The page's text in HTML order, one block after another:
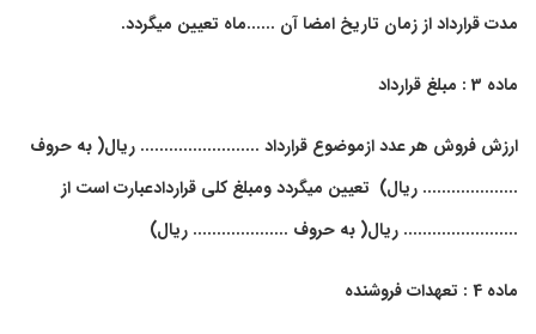
مدت قرارداد از زمان تاریخ امضا آن ......ماه تعیین میگردد.
ماده 3 : مبلغ قرارداد
ارزش فروش هر عدد ازموضوع قرارداد ......................... ریال( به حروف
.................... ریال) تعیین میگردد ومبلغ کلی قراردادعبارت است از
........................ ریال( به حروف .................... ریال)
ماده 4 : تعهدات فروشنده